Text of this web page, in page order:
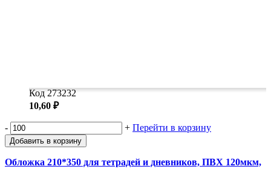
Код 273232
10,60 ₽
- + Перейти в корзину
Добавить в корзину
Обложка 210*350 для тетрадей и дневников, ПВХ 120мкм,